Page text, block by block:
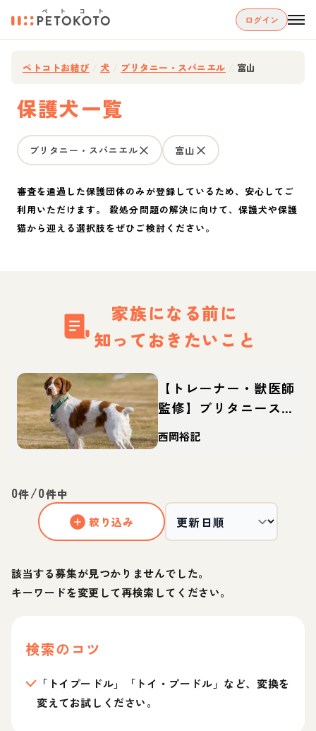
ログイン
ペトコトお結び 犬 ブリタニー・スパニエル 富山
保護犬一覧
ブリタニー・スパニエル 富山
審査を通過した保護団体のみが登録しているため、安心してご
利用いただけます。 殺処分問題の解決に向けて、保護犬や保護
猫から迎える選択肢をぜひご検討ください。
家族になる前に
知っておきたいこと
【トレーナー・獣医師
監修】ブリタニースパ
ニエルってどんな犬？
性格・特徴・育て方・
西岡裕記
0件/0件中
絞り込み
該当する募集が見つかりませんでした。
キーワードを変更して再検索してください。
検索のコツ
「トイプードル」「トイ・プードル」など、変換を
変えてお試しください。